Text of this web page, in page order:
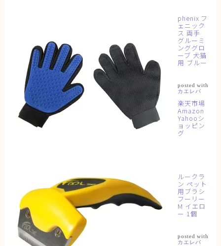
phenix フ
ェニック
ス 両手
グルーミ
ンググロ
ーブ 犬猫
用 ブルー
posted with
カエレバ
楽天市場
Amazon
Yahooシ
ョッピン
グ
ルークラ
ン ペット
用ブラシ
フーリー
M イエロ
ー 1個
posted with
カエレバ